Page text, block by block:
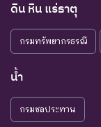
ดิน หิน แร่ธาตุ
กรมทรัพยากรธรณี
น้ำ
กรมชลประทาน